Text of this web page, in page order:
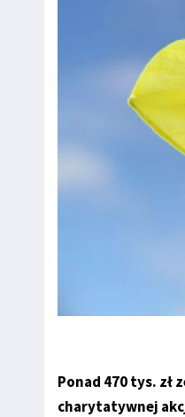
Ponad 470 tys. zł
charytatywnej